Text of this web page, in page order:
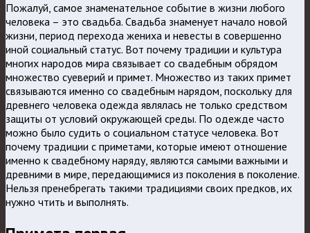
Пожалуй, самое знаменательное событие в жизни любого
человека – это свадьба. Свадьба знаменует начало новой
жизни, период перехода жениха и невесты в совершенно
иной социальный статус. Вот почему традиции и культура
многих народов мира связывает со свадебным обрядом
множество суеверий и примет. Множество из таких примет
связываются именно со свадебным нарядом, поскольку для
древнего человека одежда являлась не только средством
защиты от условий окружающей среды. По одежде часто
можно было судить о социальном статусе человека. Вот
почему традиции с приметами, которые имеют отношение
именно к свадебному наряду, являются самыми важными и
древними в мире, передающимися из поколения в поколение.
Нельзя пренебрегать такими традициями своих предков, их
нужно чтить и выполнять.